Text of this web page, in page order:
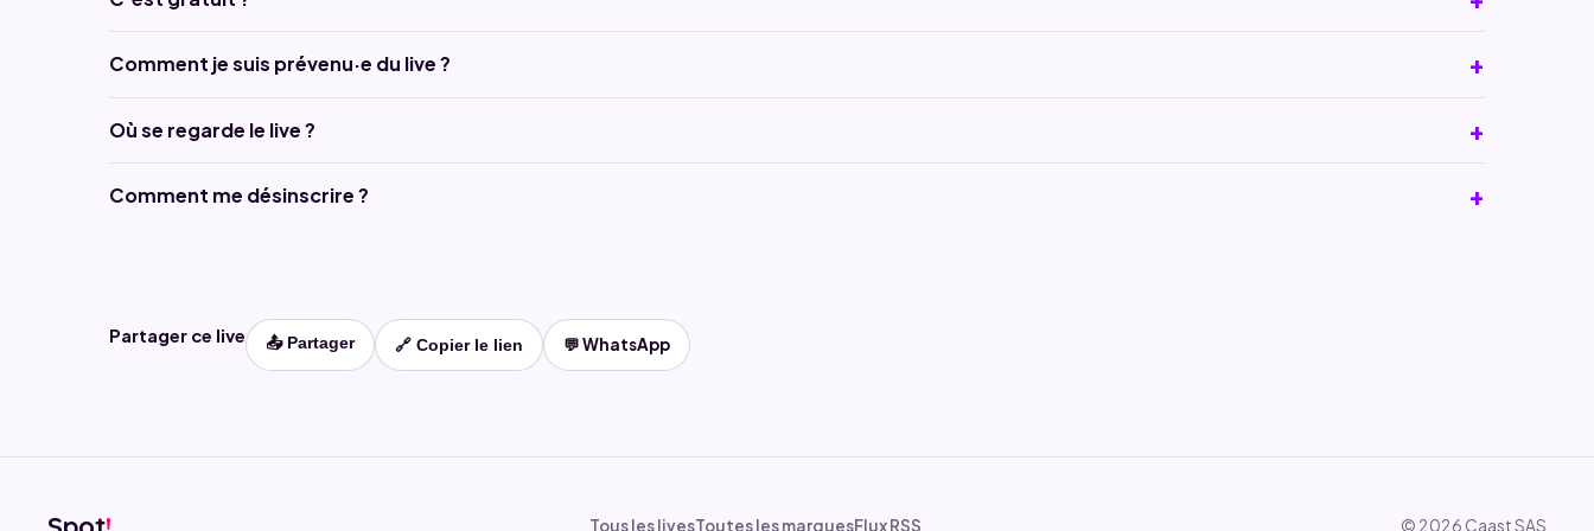
Comment je suis prévenu·e du live ?
Où se regarde le live ?
Comment me désinscrire ?
Partager ce live 📤 Partager 🔗 Copier le lien 💬 WhatsApp
Tous les livesToutes les marquesFlux RSS © 2026 Caast SAS